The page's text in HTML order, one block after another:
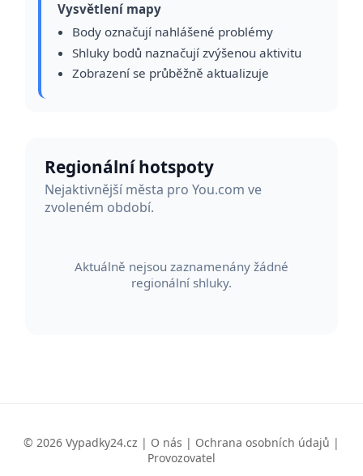
Vysvětlení mapy
Body označují nahlášené problémy
Shluky bodů naznačují zvýšenou aktivitu
Zobrazení se průběžně aktualizuje
Regionální hotspoty
Nejaktivnější města pro You.com ve
zvoleném období.
Aktuálně nejsou zaznamenány žádné
regionální shluky.
© 2026 Vypadky24.cz | O nás | Ochrana osobních údajů |
Provozovatel